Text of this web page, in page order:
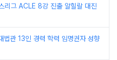
리그 ACLE 8강 진출 알힐랄 대진
법관 13인 경력 학력 임명권자 성향